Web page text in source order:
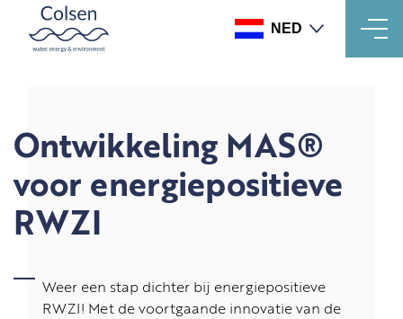
inhoud
NED
Ontwikkeling MAS®
voor energiepositieve
RWZI
Weer een stap dichter bij energiepositieve
RWZI! Met de voortgaande innovatie van de